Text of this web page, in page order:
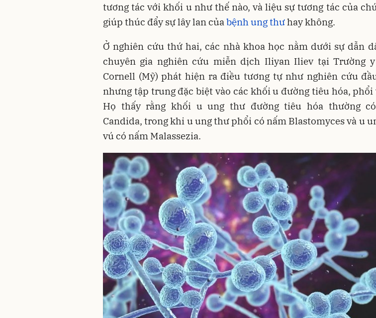
tương tác với khối u như thế nào, và liệu sự tương tác của
giúp thúc đẩy sự lây lan củabệnh ung thưhay không.
Ở nghiên cứu thứ hai, các nhà khoa học nằm dưới sự dẫn
chuyên gia nghiên cứu miễn dịch Iliyan Iliev tại Trường
Cornell (Mỹ) phát hiện ra điều tương tự như nghiên cứu
nhưng tập trung đặc biệt vào các khối u đường tiêu hóa, phổi
Họ thấy rằng khối u ung thư đường tiêu hóa thường
Candida, trong khi u ung thư phổi có nấm Blastomyces và u
vú có nấm Malassezia.